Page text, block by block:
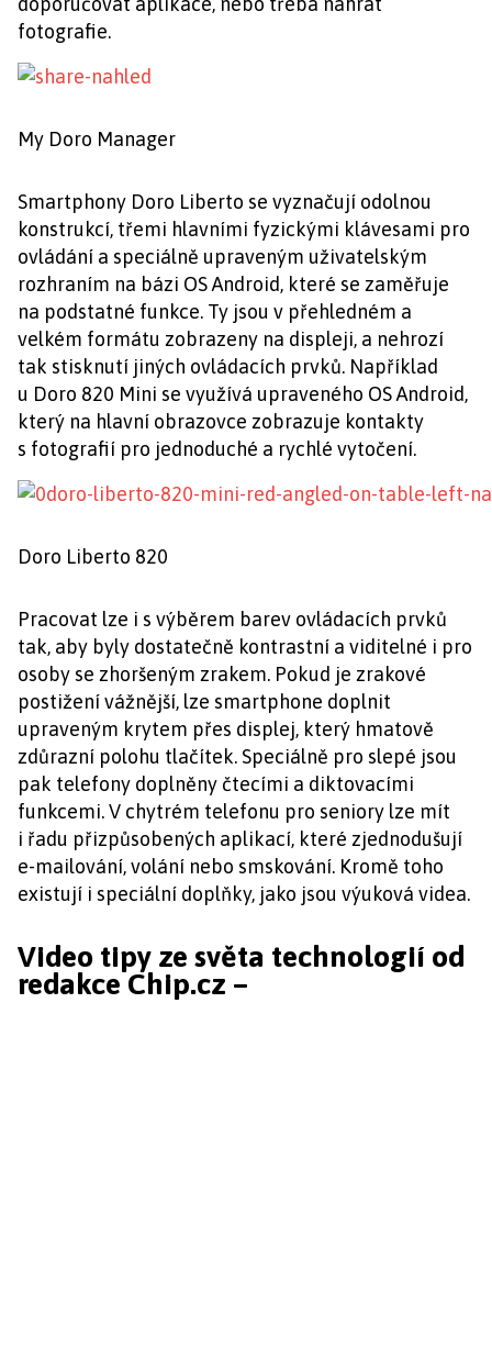
fotografie.
My Doro Manager
Smartphony Doro Liberto se vyznačují odolnou
konstrukcí, třemi hlavními fyzickými klávesami pro
ovládání a speciálně upraveným uživatelským
rozhraním na bázi OS Android, které se zaměřuje
na podstatné funkce. Ty jsou v přehledném a
velkém formátu zobrazeny na displeji, a nehrozí
tak stisknutí jiných ovládacích prvků. Například
u Doro 820 Mini se využívá upraveného OS Android,
který na hlavní obrazovce zobrazuje kontakty
s fotografií pro jednoduché a rychlé vytočení.
Doro Liberto 820
Pracovat lze i s výběrem barev ovládacích prvků
tak, aby byly dostatečně kontrastní a viditelné i pro
osoby se zhoršeným zrakem. Pokud je zrakové
postižení vážnější, lze smartphone doplnit
upraveným krytem přes displej, který hmatově
zdůrazní polohu tlačítek. Speciálně pro slepé jsou
pak telefony doplněny čtecími a diktovacími
funkcemi. V chytrém telefonu pro seniory lze mít
i řadu přizpůsobených aplikací, které zjednodušují
e-mailování, volání nebo smskování. Kromě toho
existují i speciální doplňky, jako jsou výuková videa.
Video tipy ze světa technologií od
redakce Chip.cz –